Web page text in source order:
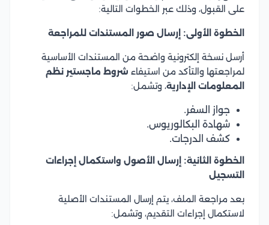
على القبول، وذلك عبر الخطوات التالية:
الخطوة الأولى: إرسال صور المستندات للمراجعة
أرسل نسخة إلكترونية واضحة من المستندات الأساسية
لمراجعتها والتأكد من استيفاء شروط ماجستير نظم
المعلومات الإدارية، وتشمل:
جواز السفر.
شهادة البكالوريوس.
كشف الدرجات.
الخطوة الثانية: إرسال الأصول واستكمال إجراءات
التسجيل
بعد مراجعة الملف، يتم إرسال المستندات الأصلية
لاستكمال إجراءات التقديم، وتشمل: